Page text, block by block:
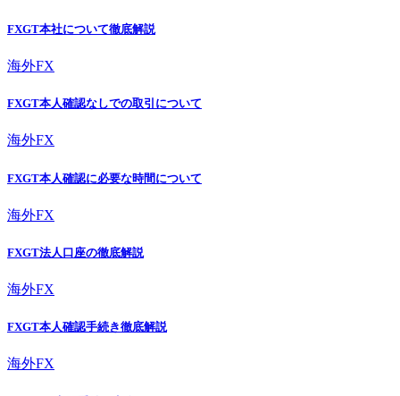
FXGT本社について徹底解説
海外FX
FXGT本人確認なしでの取引について
海外FX
FXGT本人確認に必要な時間について
海外FX
FXGT法人口座の徹底解説
海外FX
FXGT本人確認手続き徹底解説
海外FX